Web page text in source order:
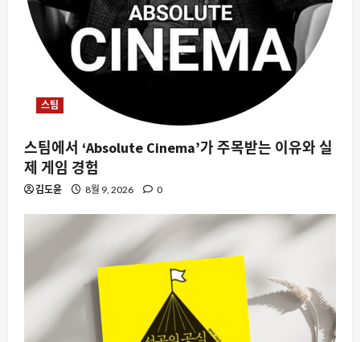
스팀
스팀에서 ‘Absolute Cinema’가 주목받는 이유와 실
제 게임 경험
김도윤 8월 9, 2026 0